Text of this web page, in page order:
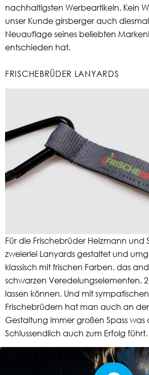
nachhaltigsten Werbeartikeln. Kein
unser Kunde girsberger auch
Neuauflage seines beliebten
entschieden hat.
FRISCHEBRÜDER LANYARDS
Für die Frischebrüder Heizmann und
zweierlei Lanyards gestaltet und
klassisch mit frischen Farben. das
schwarzen Veredelungselementen.
lassen können. Und mit
Frischebrüdern hat man auch an
Gestaltung immer großen Spass was
Schlussendlich auch zum Erfolg führt.